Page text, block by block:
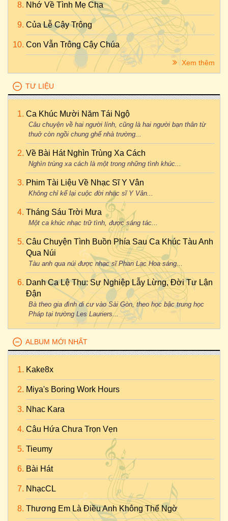
Nhớ Về Tình Mẹ Cha
Của Lễ Cậy Trông
Con Vẫn Trông Cậy Chúa
Xem thêm
TƯ LIỆU
Ca Khúc Mười Năm Tái Ngộ
Câu chuyện về hai người lính, cũng là hai người bạn thân từ
thuở còn ngồi chung ghế nhà trường...
Về Bài Hát Nghìn Trùng Xa Cách
Nghìn trùng xa cách là một trong những tình khúc...
Phim Tài Liệu Về Nhạc Sĩ Y Vân
Không chỉ kể lại cuộc đời nhạc sĩ Y Vân...
Tháng Sáu Trời Mưa
Một ca khúc nhạc trữ tình, được sáng tác...
Câu Chuyện Tình Buồn Phía Sau Ca Khúc Tàu Anh
Qua Núi
Tàu anh qua núi được nhạc sĩ Phan Lạc Hoa sáng...
Danh Ca Lệ Thu: Sự Nghiệp Lẫy Lừng, Đời Tư Lận
Đận
Bà theo gia đình di cư vào Sài Gòn, theo học bậc trung học
Pháp tại trường Les Lauriers...
ALBUM MỚI NHẤT
Kake8x
Miya's Boring Work Hours
Nhac Kara
Câu Hứa Chưa Trọn Vẹn
Tieumy
Bài Hát
NhạcCL
Thương Em Là Điều Anh Không Thể Ngờ